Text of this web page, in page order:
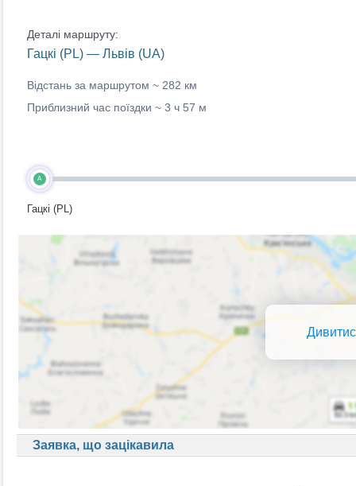
Деталі маршруту:
Гацкі (PL) — Львів (UA)
Відстань за маршрутом ~ 282 км
Приблизний час поїздки ~ 3 ч 57 м
A
Гацкі (PL)
Заявка, що зацікавила